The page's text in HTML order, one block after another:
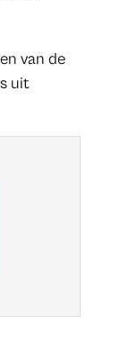
van de
uit